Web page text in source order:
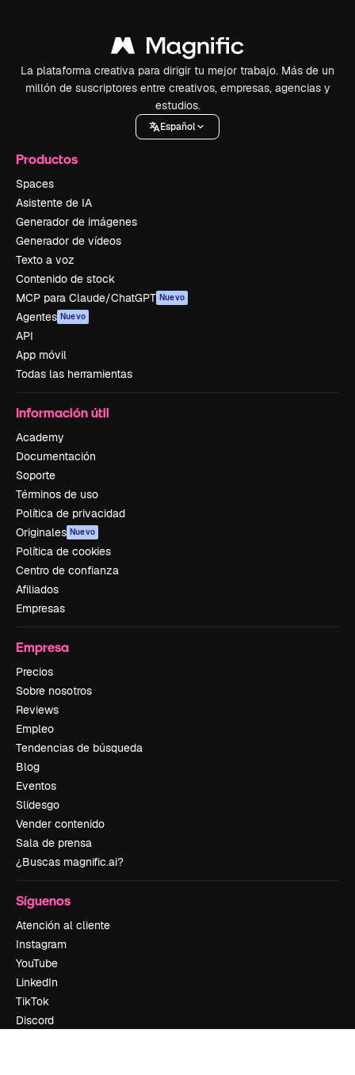
La plataforma creativa para dirigir tu mejor trabajo. Más de un
millón de suscriptores entre creativos, empresas, agencias y
estudios.
Español
Productos
Spaces
Asistente de IA
Generador de imágenes
Generador de vídeos
Texto a voz
Contenido de stock
MCP para Claude/ChatGPT Nuevo
Agentes Nuevo
API
App móvil
Todas las herramientas
Información útil
Academy
Documentación
Soporte
Términos de uso
Política de privacidad
Originales Nuevo
Política de cookies
Centro de confianza
Afiliados
Empresas
Empresa
Precios
Sobre nosotros
Reviews
Empleo
Tendencias de búsqueda
Blog
Eventos
Slidesgo
Vender contenido
Sala de prensa
¿Buscas magnific.ai?
Síguenos
Atención al cliente
Instagram
YouTube
LinkedIn
TikTok
Discord